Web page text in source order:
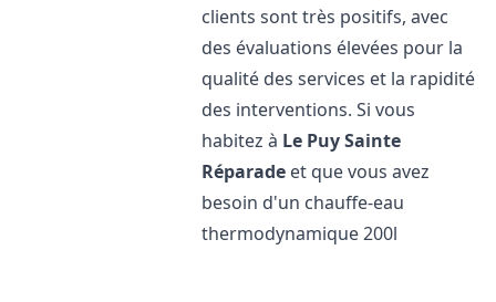
clients sont très positifs, avec
des évaluations élevées pour la
qualité des services et la rapidité
des interventions. Si vous
habitez à Le Puy Sainte
Réparade et que vous avez
besoin d'un chauffe-eau
thermodynamique 200l